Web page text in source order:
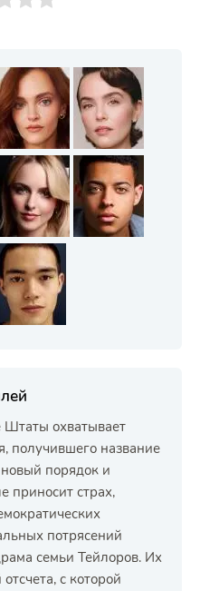
охватывает
получившего название
порядок и
приносит страх,
потрясений
семьи Тейлоров. Их
с которой